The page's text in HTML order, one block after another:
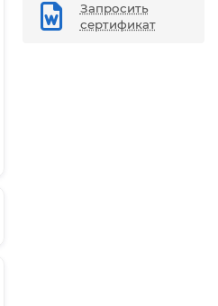
Запросить
сертификат